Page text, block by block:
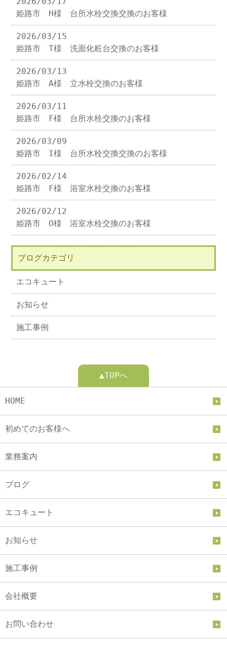
姫路市 H様 台所水栓交換交換のお客様
2026/03/15
姫路市 T様 洗面化粧台交換のお客様
2026/03/13
姫路市 A様 立水栓交換のお客様
2026/03/11
姫路市 F様 台所水栓交換のお客様
2026/03/09
姫路市 I様 台所水栓交換交換のお客様
2026/02/14
姫路市 F様 浴室水栓交換のお客様
2026/02/12
姫路市 O様 浴室水栓交換のお客様
ブログカテゴリ
エコキュート
お知らせ
施工事例
▲TOPへ
HOME
初めてのお客様へ
業務案内
ブログ
エコキュート
お知らせ
施工事例
会社概要
お問い合わせ